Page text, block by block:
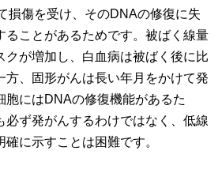
損傷を受け、そのDNAの修復に失
ることがあるためです。被ばく線量
クが増加し、白血病は被ばく後に比
方、固形がんは長い年月をかけて発
胞にはDNAの修復機能があるた
必ず発がんするわけではなく、低線
に示すことは困難です。